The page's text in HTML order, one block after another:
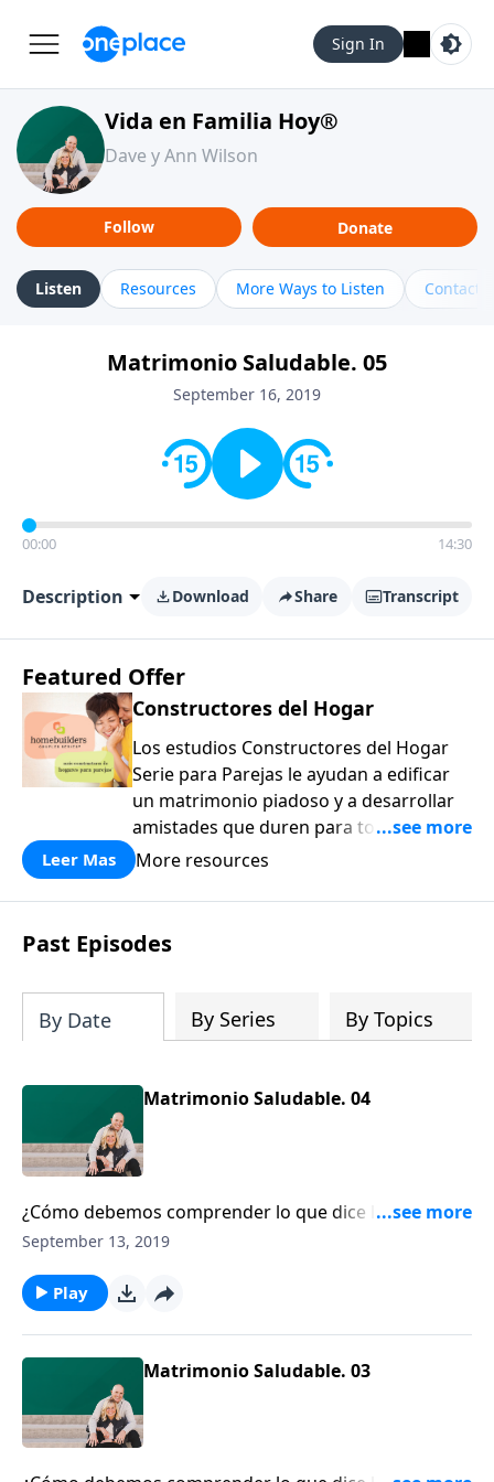
Sign In
Vida en Familia Hoy®
Dave y Ann Wilson
Follow Donate
Listen Resources More Ways to Listen Contact
Matrimonio Saludable. 05
September 16, 2019
00:00 14:30
Description Download Share Transcript
Featured Offer
Constructores del Hogar
Los estudios Constructores del Hogar
Serie para Parejas le ayudan a edificar
un matrimonio piadoso y a desarrollar
amistades que duren para toda la vida.
¡Únase a uno de los estudios de grupos
a casa los principios de la Palabra de
Dios para compartirlos con su familia,
su iglesia y su comunidad!
Leer Mas More resources
Past Episodes
By Date By Series By Topics
Matrimonio Saludable. 04
¿Cómo debemos comprender lo que dice la Biblia
sobre la sumisión, la autoridad y el liderazgo?
September 13, 2019
Play
Matrimonio Saludable. 03